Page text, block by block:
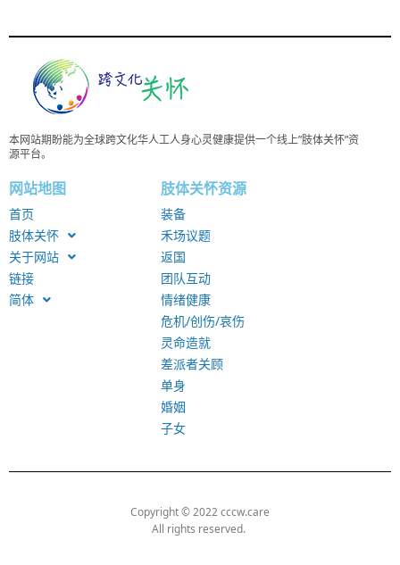
本网站期盼能为全球跨文化华人工人身心灵健康提供一个线上”肢体关怀”资
源平台。
网站地图
首页
肢体关怀
关于网站
链接
简体
肢体关怀资源
装备
禾场议题
返国
团队互动
情绪健康
危机/创伤/哀伤
灵命造就
差派者关顾
单身
婚姻
子女
Copyright © 2022 cccw.care
All rights reserved.